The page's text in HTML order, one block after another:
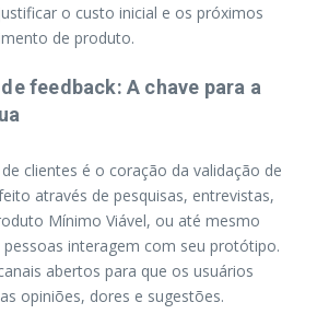
o custo inicial e os próximos
de produto.
feedback: A chave para a
clientes é o coração da validação de
através de pesquisas, entrevistas,
Mínimo Viável, ou até mesmo
interagem com seu protótipo.
abertos para que os usuários
opiniões, dores e sugestões.